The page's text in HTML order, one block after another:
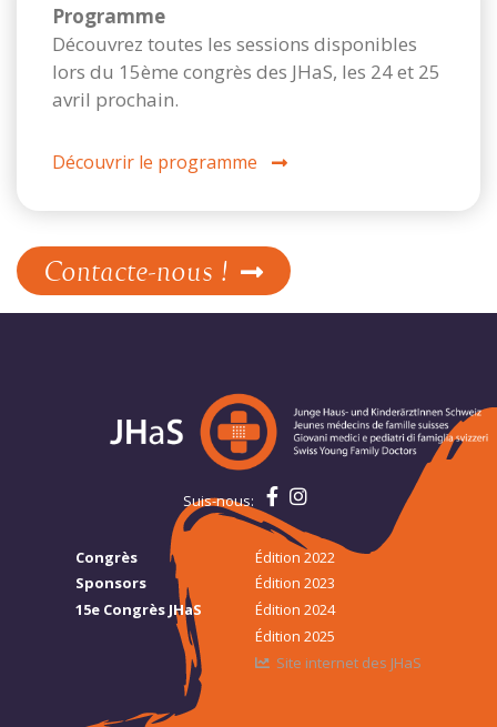
Programme
Découvrez toutes les sessions disponibles
lors du 15ème congrès des JHaS, les 24 et 25
avril prochain.
Découvrir le programme
Contacte-nous !
Suis-nous:
Congrès
Sponsors
15e Congrès JHaS
Édition 2022
Édition 2023
Édition 2024
Édition 2025
Site internet des JHaS